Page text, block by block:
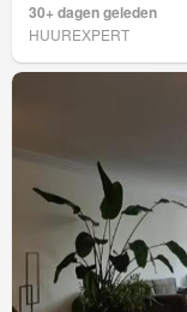
30+ dagen geleden
HUUREXPERT